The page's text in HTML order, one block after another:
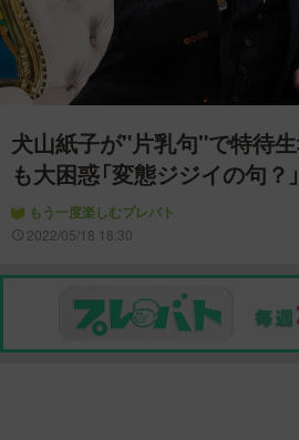
推しといつまでも 月
マニアックでメカニカル
ポーツ
何
ト
情熱大陸を読む
レ
「
痛快！明石家電視台に、
エエ話はいらんねん！
読
犬山紙子が"片乳句"で特待
も大困惑「変態ジジイの句？」
もう一度楽しむプレバト
2022/05/18 18:30